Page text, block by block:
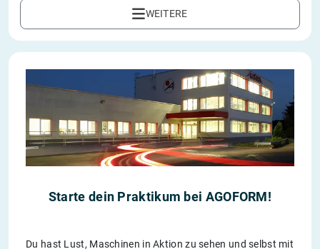
WEITERE
Starte dein Praktikum bei AGOFORM!
Du hast Lust, Maschinen in Aktion zu sehen und selbst mit